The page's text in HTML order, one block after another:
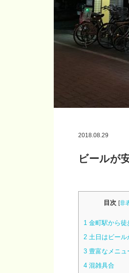
2018.08.29
ビールが
目次 [非
1金町駅から徒
2土日はビール
3豊富なメニュ
4混雑具合